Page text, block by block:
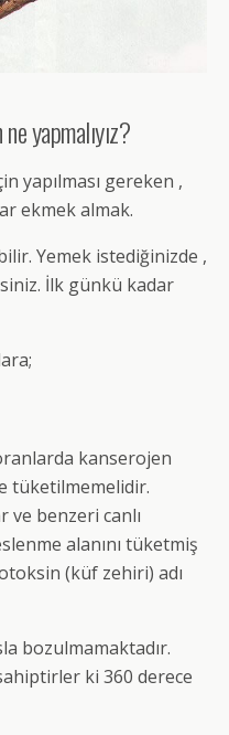
yapmalıyız?
yapılması gereken ,
ekmek almak.
Yemek istediğinizde ,
İlk günkü kadar
kanserojen
tüketilmemelidir.
ve benzeri canlı
alanını tüketmiş
(küf zehiri) adı
bozulmamaktadır.
ki 360 derece